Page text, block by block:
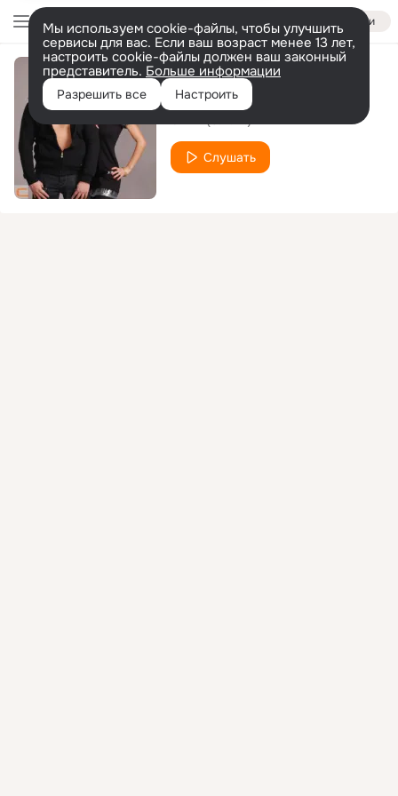
Войти
Мы используем cookie-файлы, чтобы улучшить
сервисы для вас. Если ваш возраст менее 13 лет,
настроить cookie-файлы должен ваш законный
представитель. Больше информации
Разрешить все Настроить
А может дам
Слушать